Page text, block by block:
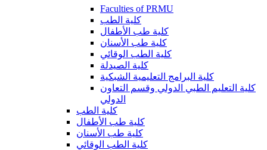
Faculties of PRMU
كلية الطب
كلية طب الأطفال
كلية طب الأسنان
كلية الطب الوقائي
كلية الصيدلة
كلية البرامج التعليمية الشبكية
كلية التعليم الطبي الدولي وقسم التعاون
الدولي
كلية الطب
كلية طب الأطفال
كلية طب الأسنان
كلية الطب الوقائي